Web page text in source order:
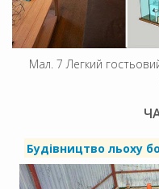
Мал. 7 Легкий
Будівництво льоху